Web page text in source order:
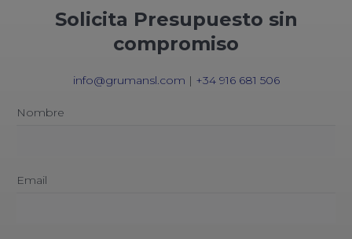
Solicita Presupuesto sin
compromiso
info@grumansl.com | +34 916 681 506
Nombre
Email